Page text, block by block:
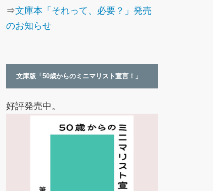
⇒文庫本「それって、必要？」発売
のお知らせ
文庫版「50歳からのミニマリスト宣言！」
好評発売中。